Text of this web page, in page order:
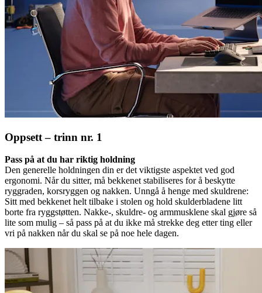
Oppsett – trinn nr. 1
Pass på at du har riktig holdning
Den generelle holdningen din er det viktigste aspektet ved god
ergonomi. Når du sitter, må bekkenet stabiliseres for å beskytte
ryggraden, korsryggen og nakken. Unngå å henge med skuldrene:
Sitt med bekkenet helt tilbake i stolen og hold skulderbladene litt
borte fra ryggstøtten. Nakke-, skuldre- og armmusklene skal gjøre så
lite som mulig – så pass på at du ikke må strekke deg etter ting eller
vri på nakken når du skal se på noe hele dagen.